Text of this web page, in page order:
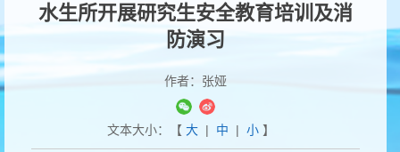
水生所开展研究生安全教育培训及消
防演习
作者：张娅
文本大小：【 大| 中 | 小】